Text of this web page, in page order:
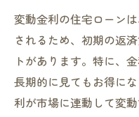
変動金利の住宅ローン
されるため、初期の返
トがあります。特に、
長期的に見てもお得に
利が市場に連動して変